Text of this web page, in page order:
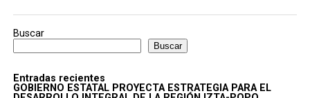
Buscar
Buscar
Entradas recientes
GOBIERNO ESTATAL PROYECTA ESTRATEGIA PARA EL